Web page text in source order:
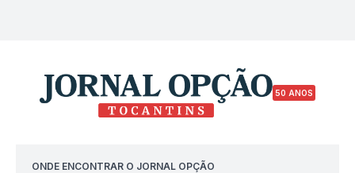
50 ANOS
ONDE ENCONTRAR O JORNAL OPÇÃO